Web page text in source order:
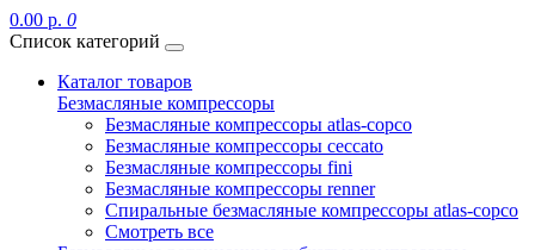
0.00 р. 0
Список категорий
Каталог товаров
Безмасляные компрессоры
Безмасляные компрессоры atlas-copco
Безмасляные компрессоры ceccato
Безмасляные компрессоры fini
Безмасляные компрессоры renner
Спиральные безмасляные компрессоры atlas-copco
Смотреть все